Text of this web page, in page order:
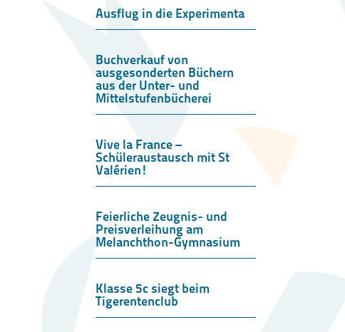
Ausflug in die Experimenta
Buchverkauf von
ausgesonderten Büchern
aus der Unter- und
Mittelstufenbücherei
Vive la France –
Schüleraustausch mit St
Valérien!
Feierliche Zeugnis- und
Preisverleihung am
Melanchthon-Gymnasium
Klasse 5c siegt beim
Tigerentenclub